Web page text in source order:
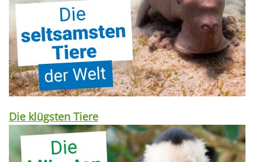
Die klügsten Tiere